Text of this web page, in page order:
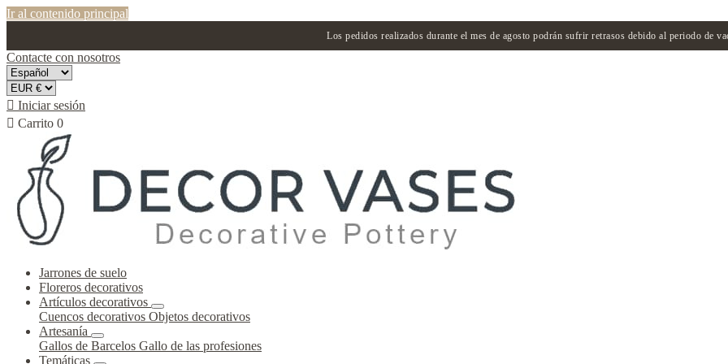
Ir al contenido principal
Los pedidos realizados durante el mes de agosto podrán sufrir retrasos debido al periodo de
Contacte con nosotros
 Iniciar sesión
 Carrito 0
Jarrones de suelo
Floreros decorativos
Artículos decorativos
Cuencos decorativos Objetos decorativos
Artesanía
Gallos de Barcelos Gallo de las profesiones
Temáticas